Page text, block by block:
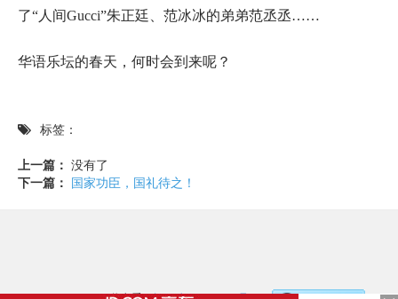
了“人间Gucci”朱正廷、范冰冰的弟弟范丞丞……
华语乐坛的春天，何时会到来呢？
标签：
上一篇： 没有了
下一篇： 国家功臣，国礼待之！